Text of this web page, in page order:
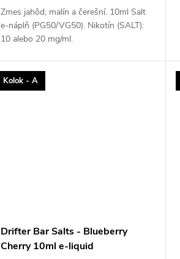
Zmes jahôd, malín a čerešní. 10ml Salt
e-náplň (PG50/VG50). Nikotín (SALT):
10 alebo 20 mg/ml.
Kolok - A
Drifter Bar Salts - Blueberry
Cherry 10ml e-liquid